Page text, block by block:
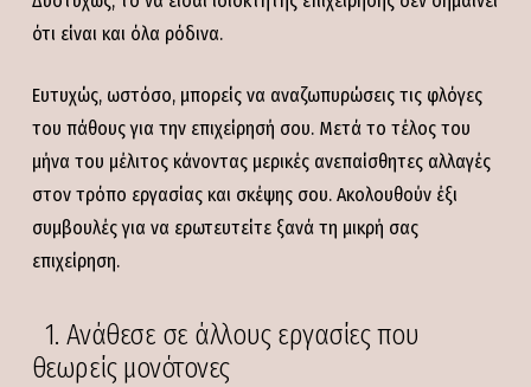
ότι είναι και όλα ρόδινα.
Ευτυχώς, ωστόσο, μπορείς να αναζωπυρώσεις τις φλόγες
του πάθους για την επιχείρησή σου. Μετά το τέλος του
μήνα του μέλιτος κάνοντας μερικές ανεπαίσθητες αλλαγές
στον τρόπο εργασίας και σκέψης σου. Ακολουθούν έξι
συμβουλές για να ερωτευτείτε ξανά τη μικρή σας
επιχείρηση.
1. Ανάθεσε σε άλλους εργασίες που
θεωρείς μονότονες